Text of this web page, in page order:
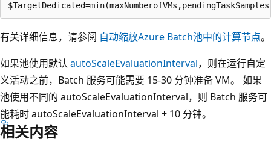
有关详细信息，请参阅 自动缩放Azure Batch池中的计算节点。
如果池使用默认 autoScaleEvaluationInterval，则在运行自定
义活动之前，Batch 服务可能需要 15-30 分钟准备 VM。 如果
池使用不同的 autoScaleEvaluationInterval，则 Batch 服务可
能耗时 autoScaleEvaluationInterval + 10 分钟。
相关内容